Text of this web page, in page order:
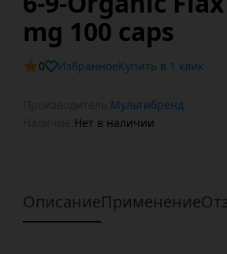
mg 100 caps
0 Избранное Купить в 1 клик
Мультибренд
Нет в наличии
ОписаниеПрименение